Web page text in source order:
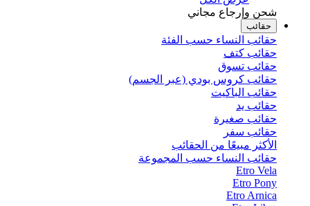
شحن وإرجاع مجاني
حقائب
حقائب النساء حسب الفئة
حقائب كتف
حقائب تسوق
حقائب كروس بودي (عبر الجسم)
حقائب الباكيت
حقائب يد
حقائب صغيرة
حقائب سفر
الأكثر مبيعًا من الحقائب
حقائب النساء حسب المجموعة
Etro Vela
Etro Pony
Etro Arnica